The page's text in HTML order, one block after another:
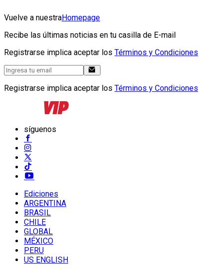
Vuelve a nuestraHomepage
Recibe las últimas noticias en tu casilla de E-mail
Registrarse implica aceptar los Términos y Condiciones
Registrarse implica aceptar los Términos y Condiciones
síguenos
Ediciones
ARGENTINA
BRASIL
CHILE
GLOBAL
MÉXICO
PERU
US ENGLISH